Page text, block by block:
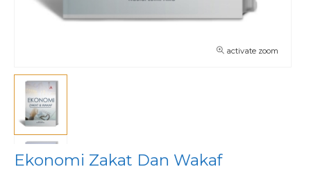
activate zoom
Ekonomi Zakat Dan Wakaf